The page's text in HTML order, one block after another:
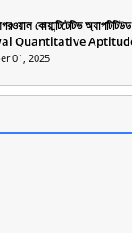
কোয়ান্টিটেটিভ
Quantitative
01, 2025